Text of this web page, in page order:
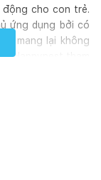
cho con trẻ.
ứng dụng bởi có
mang lại không
Happynest tham